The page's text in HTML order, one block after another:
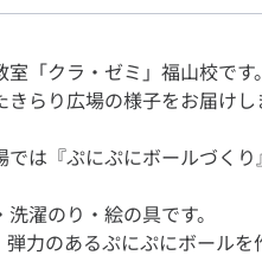
「クラ・ゼミ」福山校です。
濯のり・絵の具です。